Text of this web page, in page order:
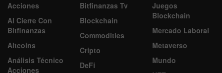
Acciones
Al Cierre Con
Bitfinanzas
Altcoins
Análisis Técnico
Acciones
Bitfinanzas Tv
Blockchain
Commodities
Cripto
DeFi
Juegos
Blockchain
Mercado Laboral
Metaverso
Mundo